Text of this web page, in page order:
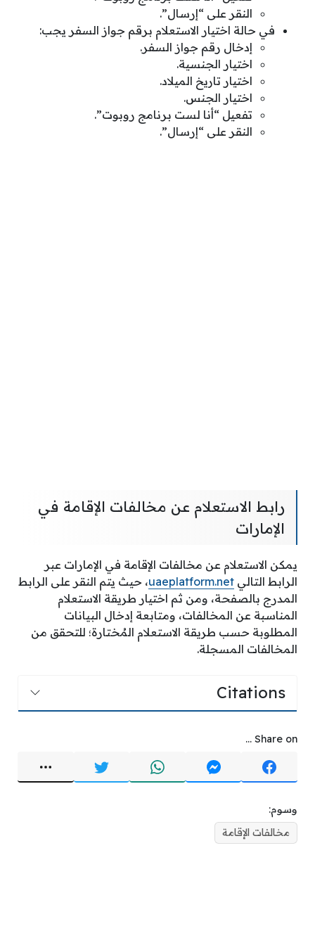
النقر على “إرسال”.
في حالة اختيار الاستعلام برقم جواز السفر يجب:
إدخال رقم جواز السفر.
اختيار الجنسية.
اختيار تاريخ الميلاد.
اختيار الجنس.
تفعيل “أنا لست برنامج روبوت”.
النقر على “إرسال”.
رابط الاستعلام عن مخالفات الإقامة في
الإمارات
يمكن الاستعلام عن مخالفات الإقامة في الإمارات عبر
الرابط التالي uaeplatform.net، حيث يتم النقر على الرابط
المدرج بالصفحة، ومن ثم اختيار طريقة الاستعلام
المناسبة عن المخالفات، ومتابعة إدخال البيانات
المطلوبة حسب طريقة الاستعلام المُختارة؛ للتحقق من
المخالفات المسجلة.
Citations
Share on ...
وسوم:
مخالفات الإقامة